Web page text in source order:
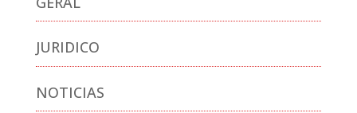
JURIDICO
NOTICIAS